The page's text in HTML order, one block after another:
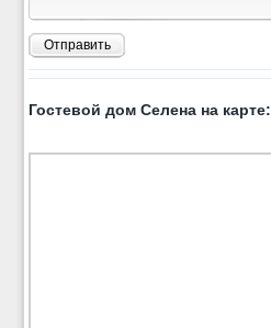
Отправить
Гостевой дом Селена на карте: